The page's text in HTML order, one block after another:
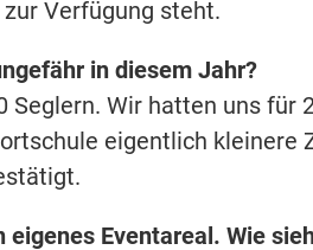
Verfügung steht.
in diesem Jahr?
Wir hatten uns für
eigentlich kleinere
Eventareal. Wie